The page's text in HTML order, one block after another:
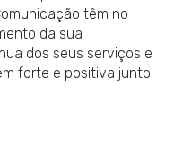
têm no
da sua
dos seus serviços e
forte e positiva junto